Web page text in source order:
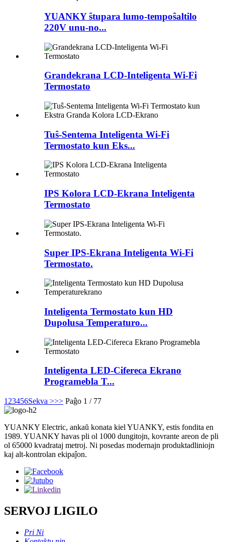
YUANKY ŝtupara lumo-tempoŝaltilo
220V unu-no...
Grandekrana LCD-Inteligenta Wi-Fi
Termostato
Tuŝ-Sentema Inteligenta Wi-Fi
Termostato kun Eks...
IPS Kolora LCD-Ekrana Inteligenta
Termostato
Super IPS-Ekrana Inteligenta Wi-Fi
Termostato.
Inteligenta Termostato kun HD
Dupolusa Temperaturo...
Inteligenta LED-Cifereca Ekrano
Programebla T...
1 23456Sekva >>> Paĝo 1 / 77
YUANKY Electric, ankaŭ konata kiel YUANKY, estis fondita en
1989. YUANKY havas pli ol 1000 dungitojn, kovrante areon de pli
ol 65000 kvadrataj metroj. Ni posedas modernajn produktadliniojn
kaj alt-kontrolan ekipaĵon.
SERVOJ LIGILO
Pri Ni